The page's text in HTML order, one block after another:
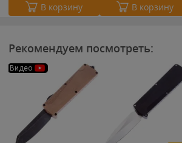
В корзину В корзину
Рекомендуем посмотреть:
Видео